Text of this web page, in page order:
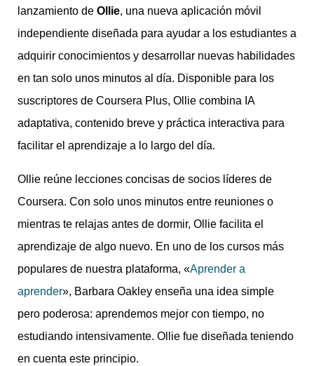
lanzamiento de Ollie, una nueva aplicación móvil
independiente diseñada para ayudar a los estudiantes a
adquirir conocimientos y desarrollar nuevas habilidades
en tan solo unos minutos al día. Disponible para los
suscriptores de Coursera Plus, Ollie combina IA
adaptativa, contenido breve y práctica interactiva para
facilitar el aprendizaje a lo largo del día.
Ollie reúne lecciones concisas de socios líderes de
Coursera. Con solo unos minutos entre reuniones o
mientras te relajas antes de dormir, Ollie facilita el
aprendizaje de algo nuevo. En uno de los cursos más
populares de nuestra plataforma, «Aprender a
aprender», Barbara Oakley enseña una idea simple
pero poderosa: aprendemos mejor con tiempo, no
estudiando intensivamente. Ollie fue diseñada teniendo
en cuenta este principio.